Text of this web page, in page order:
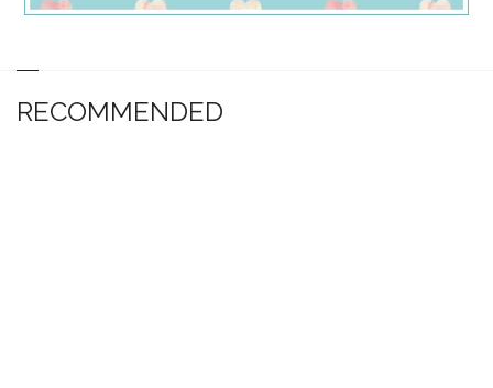
RECOMMENDED